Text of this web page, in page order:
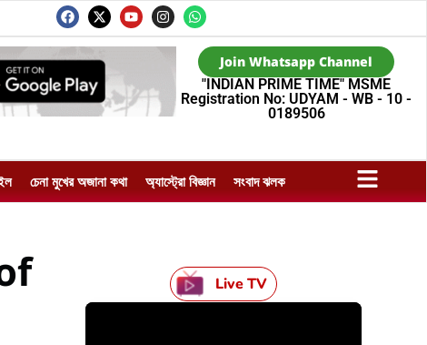
Join Whatsapp Channel
"INDIAN PRIME TIME" MSME
Registration No: UDYAM - WB - 10 -
0189506
চেনা মুখের অজানা কথা অ্যাস্ট্রো বিজ্ঞান সংবাদ ঝলক
Live TV